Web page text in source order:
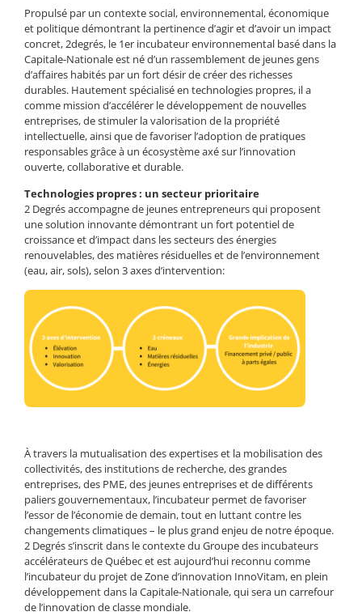
Propulsé par un contexte social, environnemental, économique
et politique démontrant la pertinence d’agir et d’avoir un impact
concret, 2degrés, le 1er incubateur environnemental basé dans la
Capitale-Nationale est né d’un rassemblement de jeunes gens
d’affaires habités par un fort désir de créer des richesses
durables. Hautement spécialisé en technologies propres, il a
comme mission d’accélérer le développement de nouvelles
entreprises, de stimuler la valorisation de la propriété
intellectuelle, ainsi que de favoriser l’adoption de pratiques
responsables grâce à un écosystème axé sur l’innovation
ouverte, collaborative et durable.
Technologies propres : un secteur prioritaire
2 Degrés accompagne de jeunes entrepreneurs qui proposent
une solution innovante démontrant un fort potentiel de
croissance et d’impact dans les secteurs des énergies
renouvelables, des matières résiduelles et de l’environnement
(eau, air, sols), selon 3 axes d’intervention:
À travers la mutualisation des expertises et la mobilisation des
collectivités, des institutions de recherche, des grandes
entreprises, des PME, des jeunes entreprises et de différents
paliers gouvernementaux, l’incubateur permet de favoriser
l’essor de l’économie de demain, tout en luttant contre les
changements climatiques – le plus grand enjeu de notre époque.
2 Degrés s’inscrit dans le contexte du Groupe des incubateurs
accélérateurs de Québec et est aujourd’hui reconnu comme
l’incubateur du projet de Zone d’innovation InnoVitam, en plein
développement dans la Capitale-Nationale, qui sera un carrefour
de l’innovation de classe mondiale.